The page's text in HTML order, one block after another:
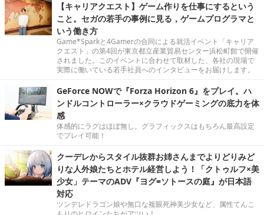
【キャリアクエスト】ゲーム作りを仕事にするという
こと。セガの若手の事例に見る，ゲームプログラマと
いう働き方
Game*Sparkと4Gamerの合同による就活イベント「キャリア
クエスト」の第4回が東京都立産業貿易センター浜松町館で開催
されました。このイベントに合わせて取材した、各社の現場で
実際に働いている若手社員へのインタビューをお届けします。
GeForce NOWで『Forza Horizon 6』をプレイ。ハ
ンドルコントローラー×クラウドゲーミングの底力を体
感
体感的にラグはほぼ無し。グラフィックスはもちろん最高設定
でプレイ可能！
クーデレからスタイル抜群お姉さんまでよりどりみど
りな人外娘たちとホテル経営しよう！「クトゥルフ×美
少女」テーマのADV『ヨグ=ソトースの庭』が日本語
対応
ツンデレドラゴン娘や無口な複眼死神美少女など、属性てんこ